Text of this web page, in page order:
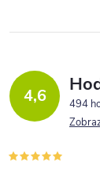
4,6
494